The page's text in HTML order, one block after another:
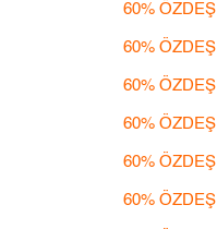
60%ÖZDEŞ
60%ÖZDEŞ
60%ÖZDEŞ
60%ÖZDEŞ
60%ÖZDEŞ
60%ÖZDEŞ